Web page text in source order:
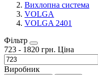
Вихлопна система
VOLGA
VOLGA 2401
Фільтр
723 - 1820 грн. Ціна
Виробник